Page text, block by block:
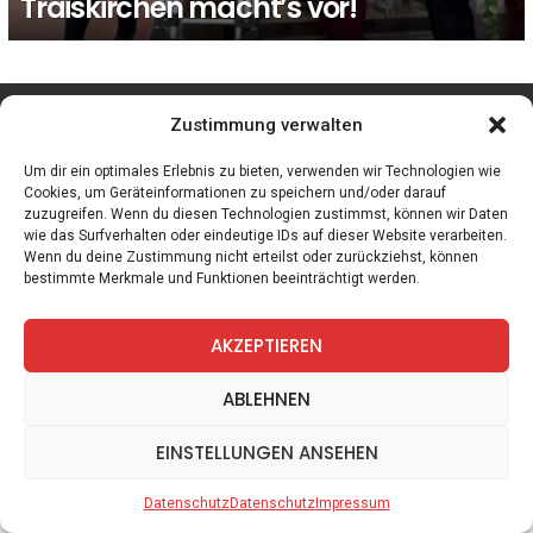
Zustimmung verwalten
Um dir ein optimales Erlebnis zu bieten, verwenden wir Technologien wie
Cookies, um Geräteinformationen zu speichern und/oder darauf
zuzugreifen. Wenn du diesen Technologien zustimmst, können wir Daten
wie das Surfverhalten oder eindeutige IDs auf dieser Website verarbeiten.
Wenn du deine Zustimmung nicht erteilst oder zurückziehst, können
bestimmte Merkmale und Funktionen beeinträchtigt werden.
AKZEPTIEREN
ABLEHNEN
EINSTELLUNGEN ANSEHEN
DatenschutzDatenschutzImpressum
facebook instagram
Spiele Zitate Kontakt Datenschutz Impressum